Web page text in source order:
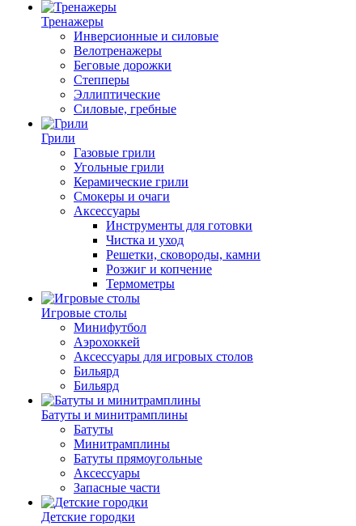
Тренажеры
Инверсионные и силовые
Велотренажеры
Беговые дорожки
Степперы
Эллиптические
Силовые, гребные
Грили
Газовые грили
Угольные грили
Керамические грили
Смокеры и очаги
Аксессуары
Инструменты для готовки
Чистка и уход
Решетки, сковороды, камни
Розжиг и копчение
Термометры
Игровые столы
Минифутбол
Аэрохоккей
Аксессуары для игровых столов
Бильяpд
Бильяpд
Батуты и минитрамплины
Батуты
Минитрамплины
Батуты прямоугольные
Аксессуары
Запасные части
Детские городки